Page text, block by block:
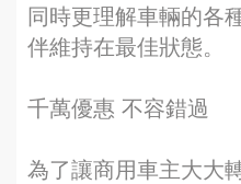
同時更理解車輛的各
伴維持在最佳狀態。
千萬優惠 不容錯過
為了讓商用車主大大